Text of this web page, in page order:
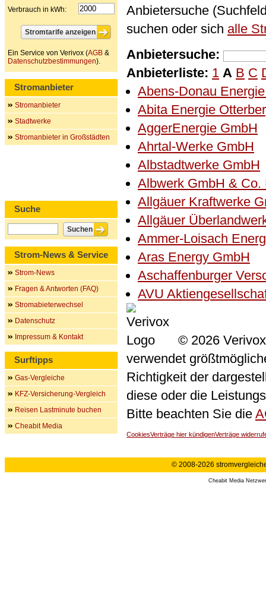
Anbietersuche
suchen oder sich alle
Anbietersuche:
Anbieterliste: 1 A B C
Abens-Donau
Abita Energie
AggerEnergie GmbH
Ahrtal-Werke GmbH
Albstadtwerke GmbH
Albwerk GmbH & Co.
Allgäuer Kraftwerke
Allgäuer
Ammer-Loisach
Aras Energy GmbH
Aschaffenburger
AVU
© 2026
verwendet
Richtigkeit der
diese oder die
Bitte beachten Sie die
CookiesVerträge hier kündigenVerträge
Verbrauch in kWh:
Ein Service von Verivox (AGB &
Datenschutzbestimmungen).
Stromanbieter
Stromanbieter
Stadtwerke
Stromanbieter in Großstädten
Suche
Strom-News & Service
Strom-News
Fragen & Antworten (FAQ)
Stromabieterwechsel
Datenschutz
Impressum & Kontakt
Surftipps
Gas-Vergleiche
KFZ-Versicherung-Vergleich
Reisen Lastminute buchen
Cheabit Media
© 2008-2026
Cheabit Media